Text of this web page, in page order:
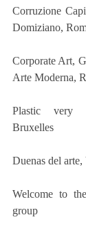
Corruzione
Domiziano,
Corporate Art,
Arte Moderna,
Plastic very
Bruxelles
Duenas del
Welcome to
group